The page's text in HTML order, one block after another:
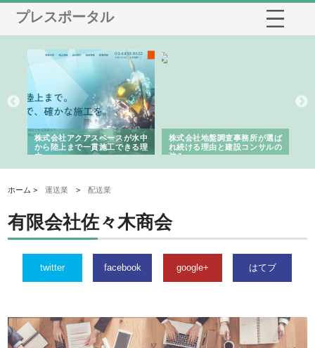
プレスポータル
ースが水中
工できる理
株式会社地盤調査事務所が選ば
れ続ける理由と建設コンサルの
強み
株式会社名神精工の最新ニュ
スリリース一覧と注目トピック
ホーム >運送業 >配送業
有限会社佐々木商会
twitter facebook google+ はてブ